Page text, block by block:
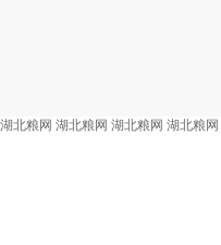
湖北粮网 湖北粮网 湖北粮网 湖北粮网